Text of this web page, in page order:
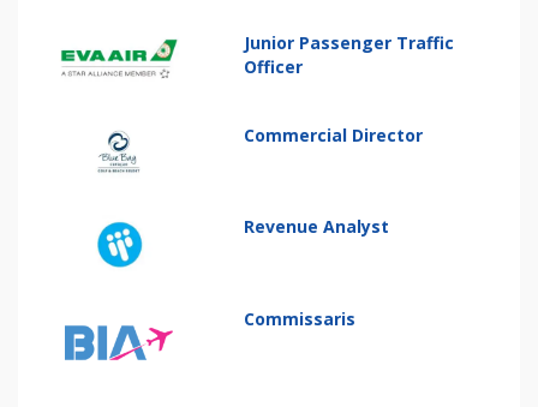
Junior Passenger Traffic
Officer
Commercial Director
Revenue Analyst
Commissaris